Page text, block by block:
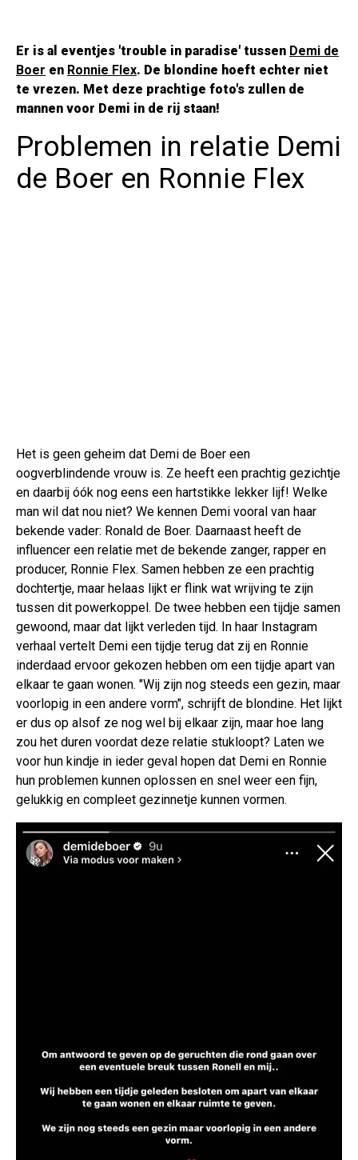
Er is al eventjes 'trouble in paradise' tussen Demi de
Boer en Ronnie Flex. De blondine hoeft echter niet
te vrezen. Met deze prachtige foto's zullen de
mannen voor Demi in de rij staan!
Problemen in relatie Demi
de Boer en Ronnie Flex
Het is geen geheim dat Demi de Boer een
oogverblindende vrouw is. Ze heeft een prachtig gezichtje
en daarbij óók nog eens een hartstikke lekker lijf! Welke
man wil dat nou niet? We kennen Demi vooral van haar
bekende vader: Ronald de Boer. Daarnaast heeft de
influencer een relatie met de bekende zanger, rapper en
producer, Ronnie Flex. Samen hebben ze een prachtig
dochtertje, maar helaas lijkt er flink wat wrijving te zijn
tussen dit powerkoppel. De twee hebben een tijdje samen
gewoond, maar dat lijkt verleden tijd. In haar Instagram
verhaal vertelt Demi een tijdje terug dat zij en Ronnie
inderdaad ervoor gekozen hebben om een tijdje apart van
elkaar te gaan wonen. "Wij zijn nog steeds een gezin, maar
voorlopig in een andere vorm", schrijft de blondine. Het lijkt
er dus op alsof ze nog wel bij elkaar zijn, maar hoe lang
zou het duren voordat deze relatie stukloopt? Laten we
voor hun kindje in ieder geval hopen dat Demi en Ronnie
hun problemen kunnen oplossen en snel weer een fijn,
gelukkig en compleet gezinnetje kunnen vormen.